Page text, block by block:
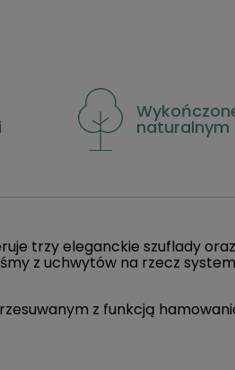
naturalnym
trzy eleganckie szuflady
z uchwytów na rzecz
z funkcją